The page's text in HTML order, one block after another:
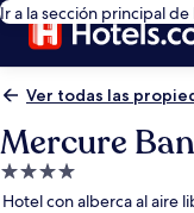
Ir a la sección principal de
Ver todas las
Mercure
Propiedad
de
Hotel con alberca al aire